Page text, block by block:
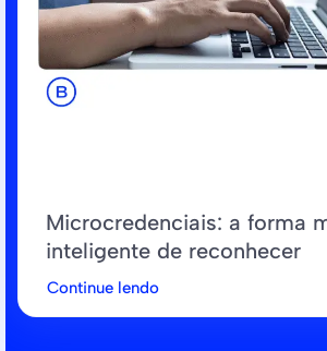
Microcredenciais: a forma
inteligente de reconhecer
Continue lendo